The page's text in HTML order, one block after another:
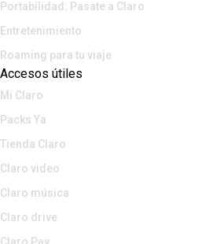
Portabilidad: Pasate a Claro
Entretenimiento
Roaming para tu viaje
Accesos útiles
Mi Claro
Packs Ya
Tienda Claro
Claro video
Claro música
Claro drive